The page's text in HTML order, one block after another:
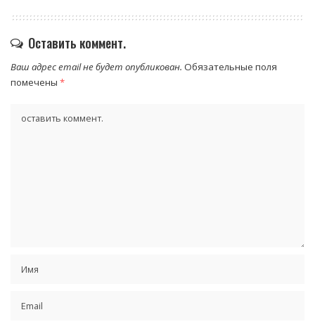
Оставить коммент.
Ваш адрес email не будет опубликован. Обязательные поля
помечены *